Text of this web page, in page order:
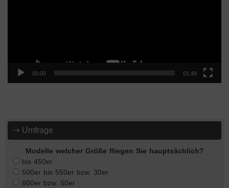
00:00 01:49
⇢ Umfrage
Modelle welcher Größe fliegen Sie hauptsächlich?
bis 450er
500er bis 550er bzw. 30er
600er bzw. 50er